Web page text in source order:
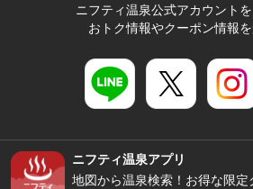
ニフティ温泉公式アカウント
おトク情報やクーポン情報
ニフティ温泉アプリ
地図から温泉検索！お得な限定